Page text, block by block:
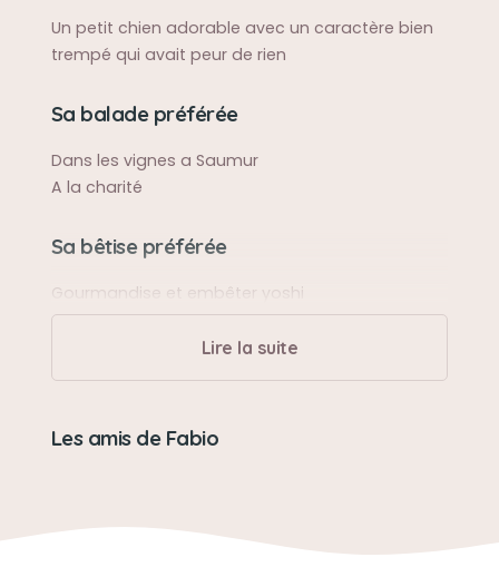
Un petit chien adorable avec un caractère bien
trempé qui avait peur de rien
Sa balade préférée
Dans les vignes a Saumur
A la charité
Sa bêtise préférée
Gourmandise et embêter yoshi
Lire la suite
Les amis de Fabio